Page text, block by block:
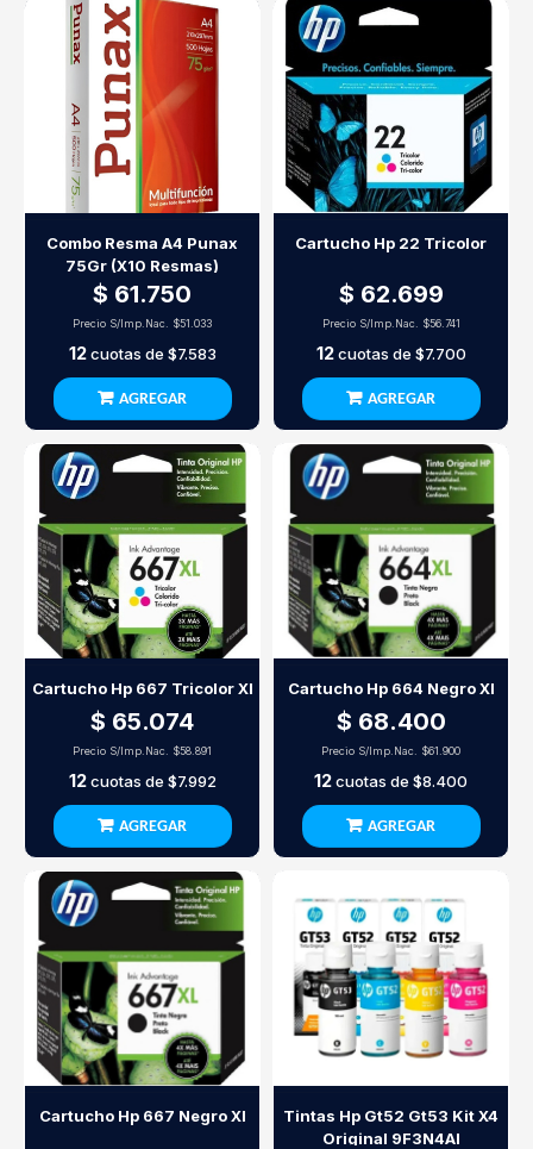
Combo Resma A4 Punax
75Gr (X10 Resmas)
$ 61.750
Precio S/Imp.Nac. $51.033
12cuotas de $7.583
AGREGAR
Cartucho Hp 22 Tricolor
$ 62.699
Precio S/Imp.Nac. $56.741
12cuotas de $7.700
AGREGAR
Cartucho Hp 667 Tricolor Xl
$ 65.074
Precio S/Imp.Nac. $58.891
12cuotas de $7.992
AGREGAR
Cartucho Hp 664 Negro Xl
$ 68.400
Precio S/Imp.Nac. $61.900
12cuotas de $8.400
AGREGAR
Cartucho Hp 667 Negro Xl
Tintas Hp Gt52 Gt53 Kit X4
Original 9F3N4Al